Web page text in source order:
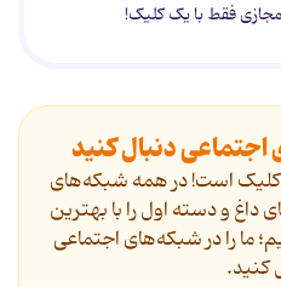
فقط با یک کلیک!
اجتماعی دنبال کنید
کلیک است! در همه شبکه‌های
و دسته اول را با بهترین
ما را در شبکه‌های اجتماعی
کنید.